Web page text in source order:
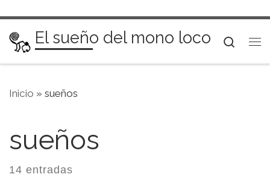
Saltar al contenido
El sueño del mono loco
Inicio » sueños
sueños
14 entradas